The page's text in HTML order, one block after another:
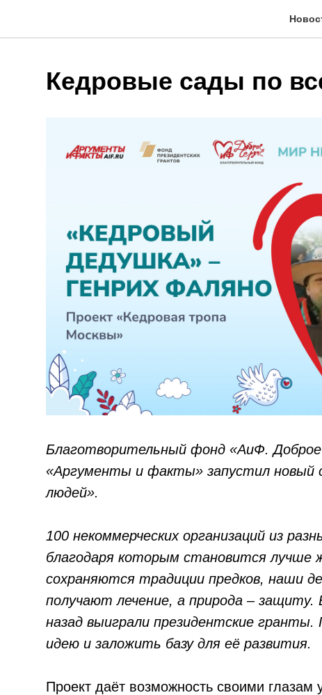
Кедровые сады по
Благотворительный фонд «АиФ.
«Аргументы и факты» запустил новый
людей».
100 некоммерческих организаций из
благодаря которым становится лучше
сохраняются традиции предков, наши
получают лечение, а природа –
назад выиграли президентские
идею и заложить базу для её развития.
Проект даёт возможность своими